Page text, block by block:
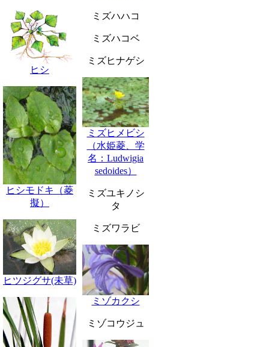
ヒシ
ヒシモドキ（菱
擬）
ヒツジグサ(未草)
ミズハハコ
ミズハコベ
ミズヒナゲシ
ミズヒメビシ
（水姫菱、学
名：Ludwigia
sedoides）
ミズユキノシ
タ
ミズワラビ
ミゾカクシ
ミゾコウジュ